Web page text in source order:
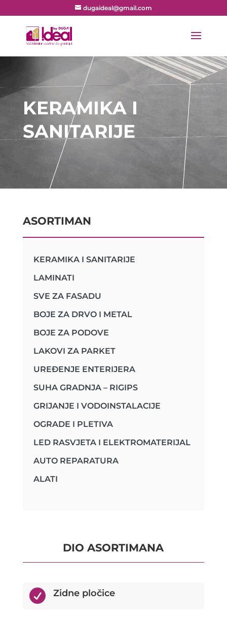
dugaideal@gmail.com
KERAMIKA I
SANITARIJE
ASORTIMAN
KERAMIKA I SANITARIJE
LAMINATI
SVE ZA FASADU
BOJE ZA DRVO I METAL
BOJE ZA PODOVE
LAKOVI ZA PARKET
UREĐENJE ENTERIJERA
SUHA GRADNJA – RIGIPS
GRIJANJE I VODOINSTALACIJE
OGRADE I PLETIVA
LED RASVJETA I ELEKTROMATERIJAL
AUTO REPARATURA
ALATI
DIO ASORTIMANA
 Zidne pločice